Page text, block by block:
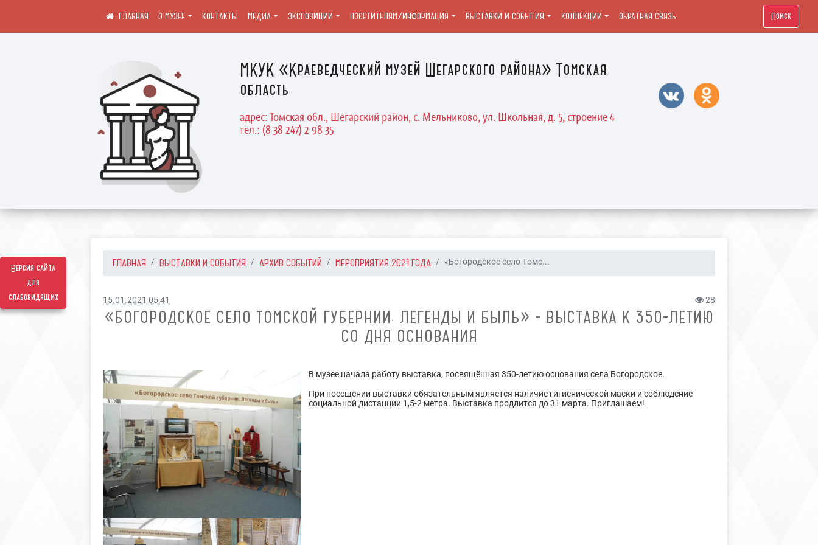
Версия сайта
для
слабовидящих
МКУК «Краеведческий музей Шегарского района» Томская
область
адрес: Томская обл., Шегарский район, с. Мельниково, ул. Школьная, д. 5, строение 4
тел.: (8 38 247) 2 98 35
О МУЗЕЕ КОНТАКТЫ МЕДИА ЭКСПОЗИЦИИ ПОСЕТИТЕЛЯМ/ИНФОРМАЦИЯ ВЫСТАВКИ И СОБЫТИЯ КОЛЛЕКЦИИ ОБРАТНАЯ СВЯЗЬ Поиск
ГЛАВНАЯ ВЫСТАВКИ И СОБЫТИЯ АРХИВ СОБЫТИЙ МЕРОПРИЯТИЯ 2021 ГОДА «Богородское село Томс...
15.01.2021 05:41 28
«БОГОРОДСКОЕ СЕЛО ТОМСКОЙ ГУБЕРНИИ. ЛЕГЕНДЫ И БЫЛЬ» - ВЫСТАВКА К 350-ЛЕТИЮ
СО ДНЯ ОСНОВАНИЯ
В музее начала работу выставка, посвящённая 350-летию основания села Богородское.
При посещении выставки обязательным является наличие гигиенической маски и соблюдение
социальной дистанции 1,5-2 метра. Выставка продлится до 31 марта. Приглашаем!